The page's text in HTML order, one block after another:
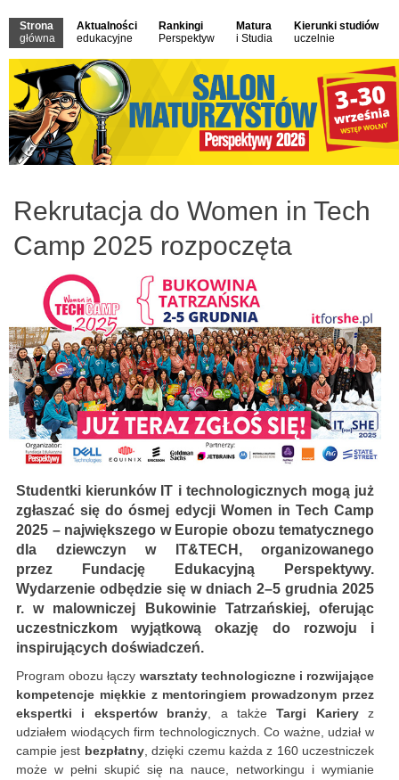
Strona
główna
Aktualności
edukacyjne
Rankingi
Perspektyw
Matura
i Studia
Kierunki studiów
uczelnie
Rekrutacja do Women in Tech
Camp 2025 rozpoczęta
Studentki kierunków IT i technologicznych mogą już
zgłaszać się do ósmej edycji Women in Tech Camp
2025 – największego w Europie obozu tematycznego
dla dziewczyn w IT&TECH, organizowanego
przez Fundację Edukacyjną Perspektywy.
Wydarzenie odbędzie się w dniach 2–5 grudnia 2025
r. w malowniczej Bukowinie Tatrzańskiej, oferując
uczestniczkom wyjątkową okazję do rozwoju i
inspirujących doświadczeń.
Program obozu łączy warsztaty technologiczne i rozwijające
kompetencje miękkie z mentoringiem prowadzonym przez
ekspertki i ekspertów branży, a takżeTargi Karieryz
udziałem wiodących firm technologicznych. Co ważne, udział w
campie jest bezpłatny, dzięki czemu każda z 160 uczestniczek
może w pełni skupić się na nauce, networkingu i wymianie